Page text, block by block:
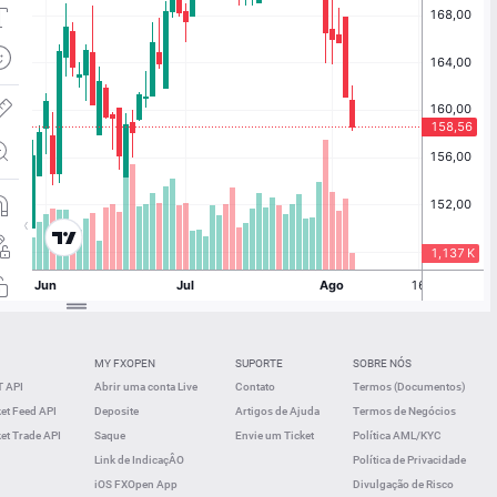
API
Feed API
Trade API
MY FXOPEN
Abrir uma conta Live
Deposite
Saque
Link de IndicaçÂO
iOS FXOpen App
SUPORTE
Contato
Artigos de Ajuda
Envie um Ticket
SOBRE NÓS
Termos (Documentos)
Termos de Negócios
Política AML/KYC
Política de Privacidade
Divulgação de Risco